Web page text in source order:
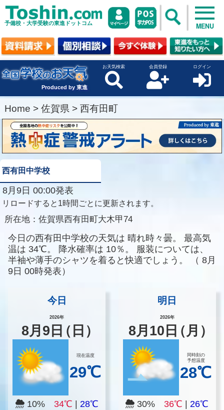
予備校・大学受験の東進ドットコム MENU
Produced by 東進
お天気検索 会員登録 ログイン
Home > 佐賀県 > 西有田町
西有田中学校
8月9日 00:00発表
リロードすると1時間ごとに更新されます。
所在地： 佐賀県西有田町大木甲74
今日の西有田中学校の天気は 晴れ時々曇。
最高気
温は 34℃。 降水確率は 10％。
服装については、
半袖や薄手のシャツを着ると快適でしょう。
（ 8月
9日 00時発表）
今日
2026年
8月 9 日（日）
現在温度
29℃
10% 34℃ 28℃
明日
2026年
8月 10 日（月）
同時刻の
予想温度
28℃
30% 36℃ |26℃